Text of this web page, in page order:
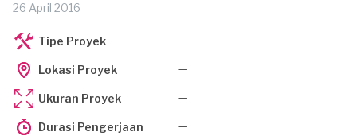
26 April 2016
Tipe Proyek —
Lokasi Proyek —
Ukuran Proyek —
Durasi Pengerjaan —